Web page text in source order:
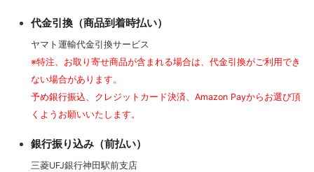
代金引換（商品到着時払い）
ヤマト運輸代金引換サービス
※特注、お取り寄せ商品が含まれる場合は、代金引換がご利用でき
ない場合があります。
予め銀行振込、クレジットカード決済、Amazon Payからお選び頂
くようお願いいたします。
銀行振り込み（前払い）
三菱UFJ銀行神田駅前支店